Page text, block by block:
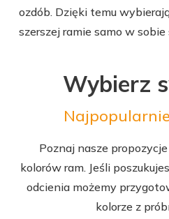
ozdób. Dzięki temu
szerszej ramie samo w
Wybierz
Poznaj nasze
kolorów ram. Jeśli
odcienia możemy
kolorze z